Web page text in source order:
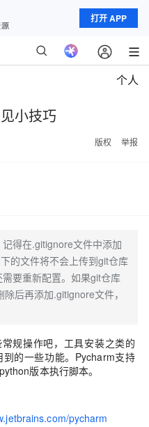
打开 APP
个人
小技巧
版权 举报
得在.gitignore文件中添加
的文件将不会上传到git仓库
要重新配置。如果git仓库
后再添加.gitignore文件，
规操作吧，工具安装之类的
的一些功能。Pycharm支持
版本执行脚本。
pycharm